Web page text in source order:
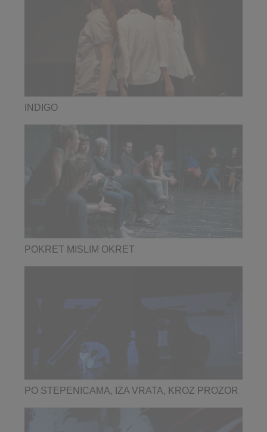
INDIGO
POKRET MISLIM OKRET
PO STEPENICAMA, IZA VRATA, KROZ PROZOR